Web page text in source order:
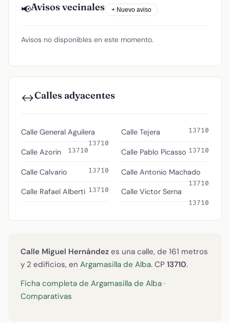
📢Avisos vecinales + Nuevo aviso
Avisos no disponibles en este momento.
↔️Calles adyacentes
Calle General Aguilera
13710
Calle Azorin 13710
Calle Calvario 13710
Calle Rafael Alberti 13710
Calle Tejera 13710
Calle Pablo Picasso 13710
Calle Antonio Machado
13710
Calle Victor Serna
13710
Calle Miguel Hernández es una calle, de 161 metros
y 2 edificios, en Argamasilla de Alba. CP 13710.
Ficha completa de Argamasilla de Alba ·
Comparativas